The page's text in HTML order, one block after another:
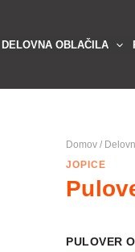
DELOVNA OBLAČILA
Domov /
JOPICE
PULOVER